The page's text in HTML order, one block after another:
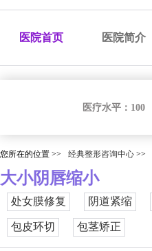
医院首页 医院简介
医疗水平： 100
您所在的位置 >> 经典整形咨询中心 >>
大小阴唇缩小
处女膜修复 阴道紧缩
包皮环切 包茎矫正